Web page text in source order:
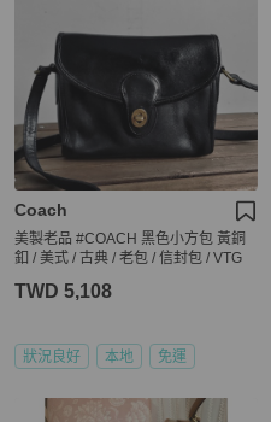
Coach
美製老品 #COACH 黑色小方包 黃銅
釦 / 美式 / 古典 / 老包 / 信封包 / VTG
TWD 5,108
狀況良好 本地 免運